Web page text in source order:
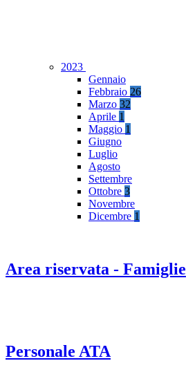
2023
Gennaio
Febbraio 26
Marzo 32
Aprile 1
Maggio 1
Giugno
Luglio
Agosto
Settembre
Ottobre 3
Novembre
Dicembre 1
Area riservata - Famiglie
Personale ATA